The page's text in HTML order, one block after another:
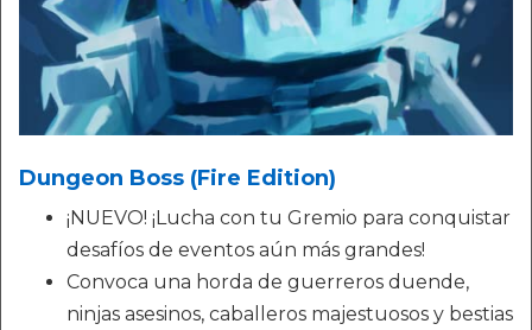
Dungeon Boss (Fire Edition)
¡NUEVO! ¡Lucha con tu Gremio para conquistar
desafíos de eventos aún más grandes!
Convoca una horda de guerreros duende,
ninjas asesinos, caballeros majestuosos y bestias